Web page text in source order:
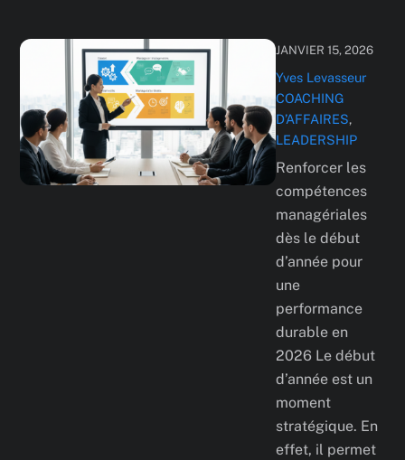
JANVIER 15, 2026
Yves Levasseur
COACHING
D’AFFAIRES,
LEADERSHIP
Renforcer les
compétences
managériales
dès le début
d’année pour
une
performance
durable en
2026 Le début
d’année est un
moment
stratégique. En
effet, il permet